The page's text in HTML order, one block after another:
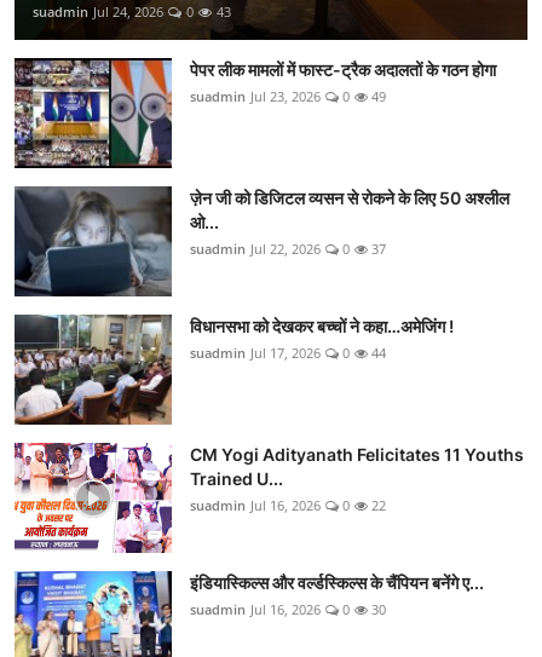
suadmin Jul 24, 2026 0 43
पेपर लीक मामलों में फास्ट-ट्रैक अदालतों के गठन होगा
suadmin Jul 23, 2026 0 49
ज़ेन जी को डिजिटल व्यसन से रोकने के लिए 50 अश्लील
ओ...
suadmin Jul 22, 2026 0 37
विधानसभा को देखकर बच्चों ने कहा…अमेजिंग !
suadmin Jul 17, 2026 0 44
CM Yogi Adityanath Felicitates 11 Youths
Trained U...
suadmin Jul 16, 2026 0 22
इंडियास्किल्स और वर्ल्डस्किल्स के चैंपियन बनेंगे ए...
suadmin Jul 16, 2026 0 30